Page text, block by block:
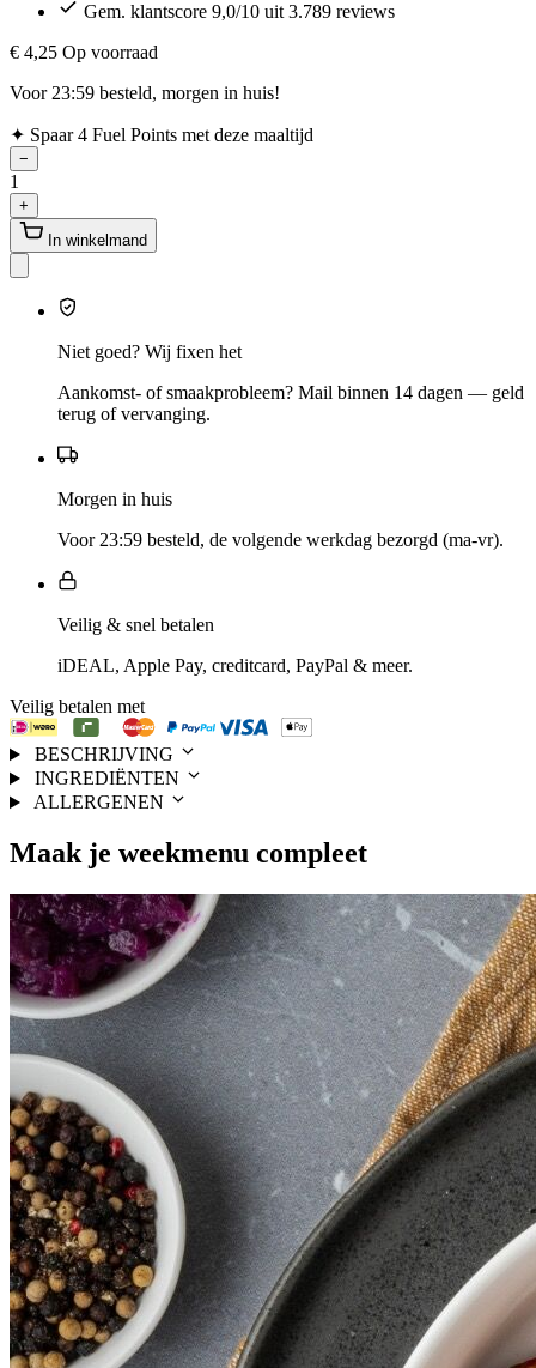
Gem. klantscore 9,0/10 uit 3.789 reviews
€ 4,25 Op voorraad
Voor 23:59 besteld, morgen in huis!
✦ Spaar 4 Fuel Points met deze maaltijd
−
1
+
In winkelmand
Niet goed? Wij fixen het
Aankomst- of smaakprobleem? Mail binnen 14 dagen — geld
terug of vervanging.
Morgen in huis
Voor 23:59 besteld, de volgende werkdag bezorgd (ma-vr).
Veilig & snel betalen
iDEAL, Apple Pay, creditcard, PayPal & meer.
Veilig betalen met
BESCHRIJVING
INGREDIËNTEN
ALLERGENEN
Maak je weekmenu compleet